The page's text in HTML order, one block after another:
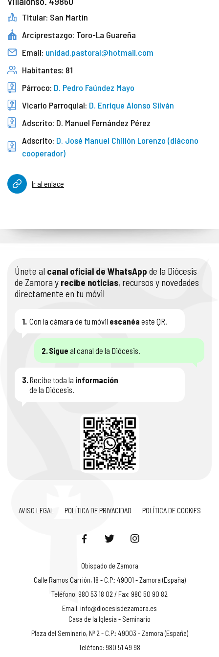
Titular: San Martín
Arciprestazgo: Toro-La Guareña
Email: unidad.pastoral@hotmail.com
Habitantes: 81
Párroco: D. Pedro Faúndez Mayo
Vicario Parroquial: D. Enrique Alonso Silván
Adscrito: D. Manuel Fernández Pérez
Adscrito: D. José Manuel Chillón Lorenzo (diácono
cooperador)
Ir al enlace
Únete al canal oficial de WhatsApp de la Diócesis
de Zamora y recibe noticias, recursos y novedades
directamente en tu móvil
1. Con la cámara de tu móvil escanéa este QR.
2.Sigue al canal de la Diócesis.
3.Recibe toda la información
de la Diócesis.
AVISO LEGAL POLÍTICA DE PRIVACIDAD POLÍTICA DE COOKIES
Obispado de Zamora
Calle Ramos Carrión, 18 - C.P.: 49001 - Zamora (España)
Teléfono: 980 53 18 02 / Fax: 980 50 90 82
Email: info@diocesisdezamora.es
Casa de la Iglesia - Seminario
Plaza del Seminario, Nº 2 - C.P.: 49003 - Zamora (España)
Teléfono: 980 51 49 98